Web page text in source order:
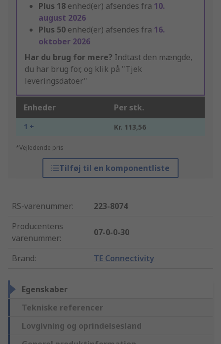
Plus 18 enhed(er) afsendes fra 10.
august 2026
Plus 50 enhed(er) afsendes fra 16.
oktober 2026
Har du brug for mere? Indtast den mængde,
du har brug for, og klik på "Tjek
leveringsdatoer"
Enheder Per stk.
1 + Kr. 113,56
*Vejledende pris
Tilføj til en komponentliste
RS-varenummer:
223-8074
Producentens
varenummer:
07-0-0-30
Brand: TE Connectivity
Egenskaber
Tekniske referencer
Lovgivning og oprindelsesland